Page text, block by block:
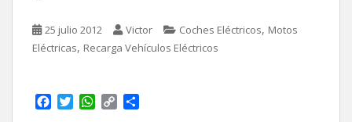
25 julio 2012 Victor Coches Eléctricos, Motos
Eléctricas, Recarga Vehículos Eléctricos
W